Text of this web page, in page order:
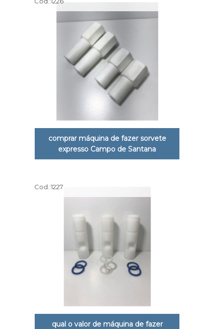
comprar máquina de fazer sorvete
expresso Campo de Santana
Cod.:1227
qual o valor de máquina de fazer